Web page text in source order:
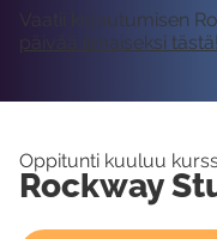
Vaatii kirjautumisen
päivää ilmaiseksi tästä!
Oppitunti kuuluu
Rockway